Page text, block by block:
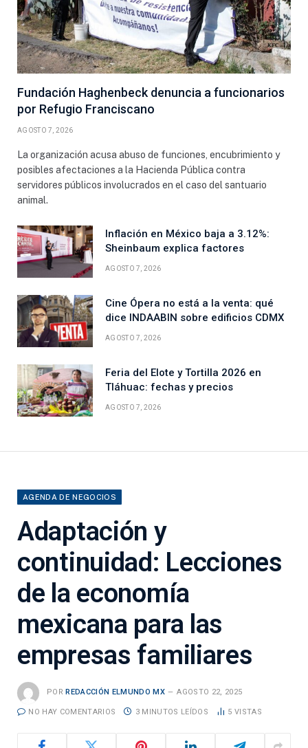
Fundación Haghenbeck denuncia a funcionarios
por Refugio Franciscano
AGOSTO 7, 2026
La organización acusa abuso de funciones, encubrimiento y
posibles afectaciones a la Hacienda Pública contra
servidores públicos involucrados en el caso del santuario
animal.
Inflación en México baja a 3.12%:
Sheinbaum explica factores
AGOSTO 7, 2026
Cine Ópera no está a la venta: qué
dice INDAABIN sobre edificios CDMX
AGOSTO 7, 2026
Feria del Elote y Tortilla 2026 en
Tláhuac: fechas y precios
AGOSTO 7, 2026
AGENDA DE NEGOCIOS
Adaptación y
continuidad: Lecciones
de la economía
mexicana para las
empresas familiares
POR REDACCIÓN ELMUNDO MX AGOSTO 22, 2025
NO HAY COMENTARIOS 3 MINUTOS LEÍDOS 5 VISTAS